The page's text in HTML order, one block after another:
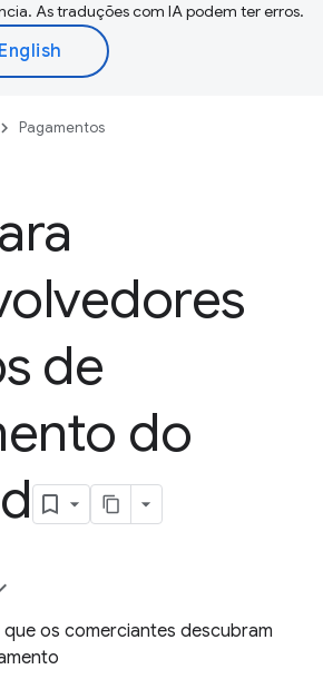
As traduções com IA podem ter erros.
Pagamentos
de
do
que os comerciantes descubram